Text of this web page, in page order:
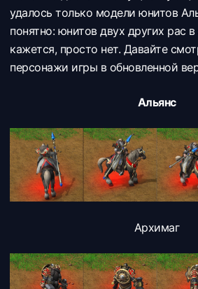
удалось только модели юнитов
понятно: юнитов двух других рас
кажется, просто нет. Давайте
персонажи игры в обновленной
Альянс
Архимаг